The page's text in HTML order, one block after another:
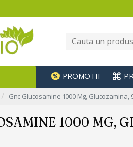
PROMOTII
Gnc Glucosamine 1000 Mg, Glucozamina,
1000 MG,